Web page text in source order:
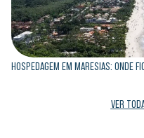
HOSPEDAGEM EM MARESIAS: ONDE
VER